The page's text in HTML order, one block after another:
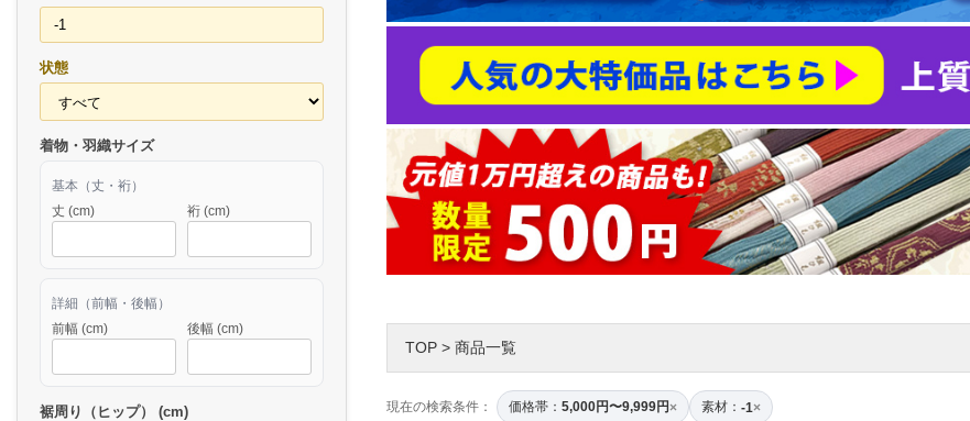
状態
着物・羽織サイズ
基本（丈・裄）
丈 (cm)
裄 (cm)
詳細（前幅・後幅）
前幅 (cm)
後幅 (cm)
裾周り（ヒップ） (cm)
TOP > 商品一覧
現在の検索条件： 価格帯： 5,000円〜9,999円× 素材： -1×